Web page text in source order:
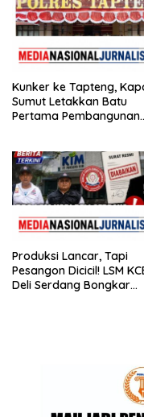
Kunker ke Tapteng,
Sumut Letakkan Batu
Pertama Pembangunan
Produksi Lancar, Tapi
Pesangon Dicicil! LSM
Deli Serdang Bongkar